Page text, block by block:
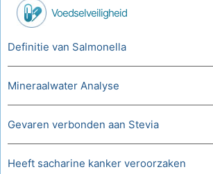
Voedselveiligheid
Definitie van Salmonella
Mineraalwater Analyse
Gevaren verbonden aan Stevia
Heeft sacharine kanker veroorzaken